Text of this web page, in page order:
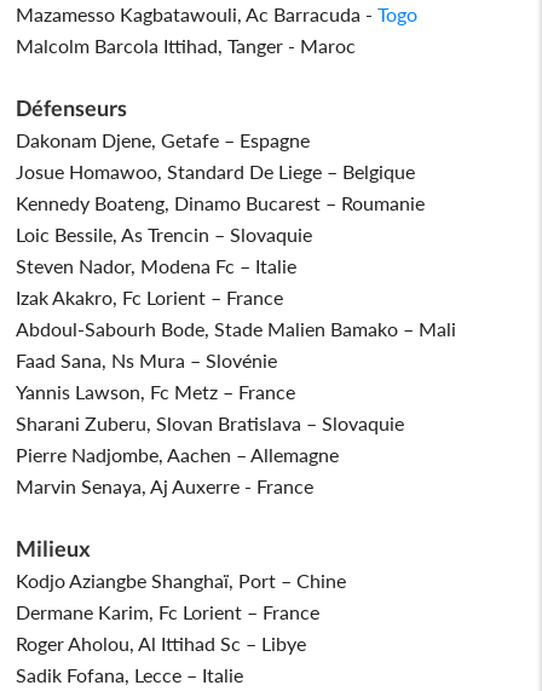
Mazamesso Kagbatawouli, Ac Barracuda -Togo
Malcolm Barcola Ittihad, Tanger - Maroc
Défenseurs
Dakonam Djene, Getafe – Espagne
Josue Homawoo, Standard De Liege – Belgique
Kennedy Boateng, Dinamo Bucarest – Roumanie
Loic Bessile, As Trencin – Slovaquie
Steven Nador, Modena Fc – Italie
Izak Akakro, Fc Lorient – France
Abdoul-Sabourh Bode, Stade Malien Bamako – Mali
Faad Sana, Ns Mura – Slovénie
Yannis Lawson, Fc Metz – France
Sharani Zuberu, Slovan Bratislava – Slovaquie
Pierre Nadjombe, Aachen – Allemagne
Marvin Senaya, Aj Auxerre - France
Milieux
Kodjo Aziangbe Shanghaï, Port – Chine
Dermane Karim, Fc Lorient – France
Roger Aholou, Al Ittihad Sc – Libye
Sadik Fofana, Lecce – Italie